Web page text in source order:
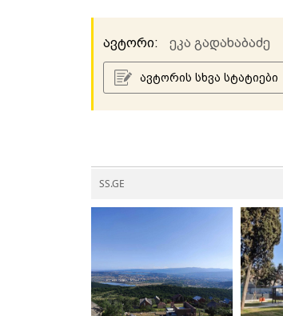
ავტორი: ეკა გადახაბაძე
ავტორის სხვა სტატიები
SS.GE